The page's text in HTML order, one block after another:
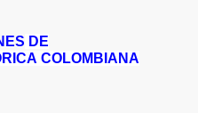
DE
COLOMBIANA